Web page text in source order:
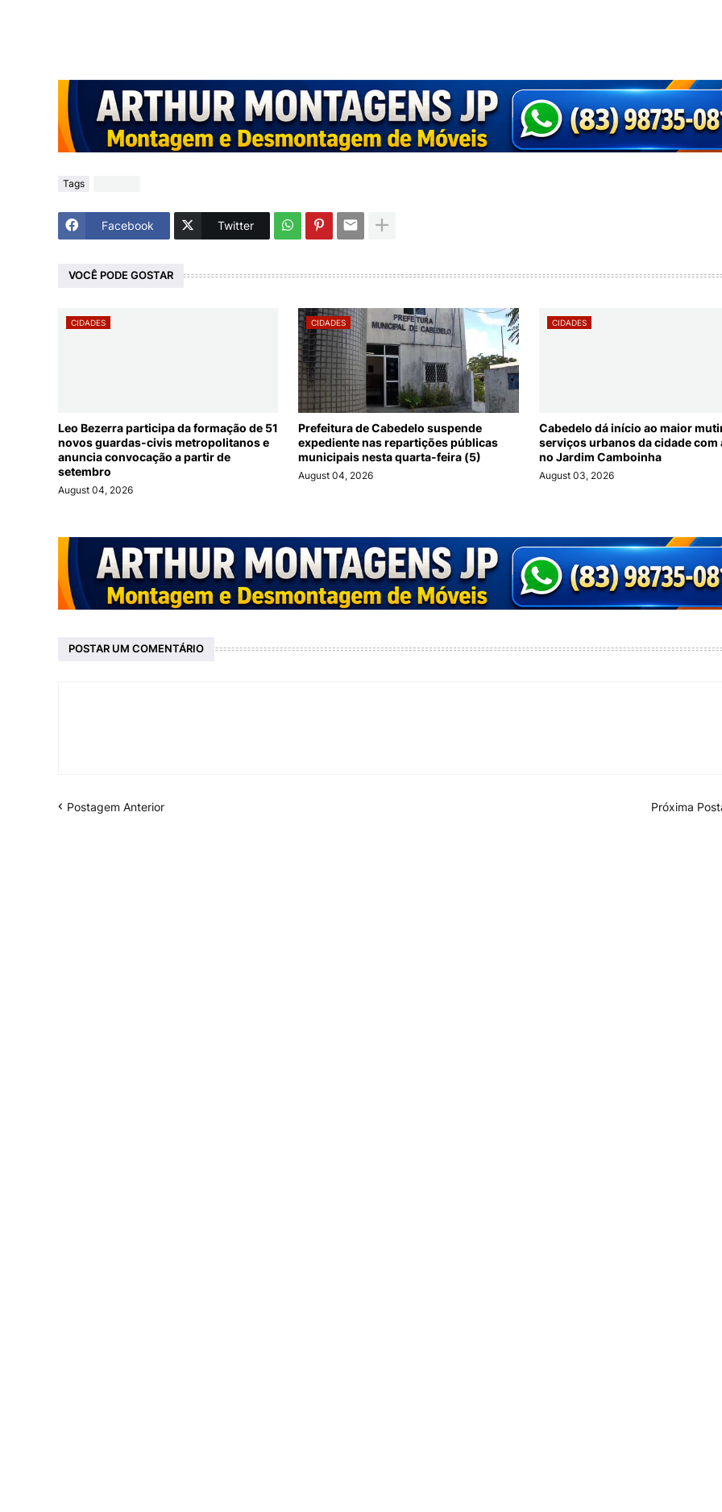
Tags
Facebook Twitter
VOCÊ PODE GOSTAR
CIDADES
Leo Bezerra participa da formação de 51
novos guardas-civis metropolitanos e
anuncia convocação a partir de
setembro
August 04, 2026
CIDADES
Prefeitura de Cabedelo suspende
expediente nas repartições públicas
municipais nesta quarta-feira (5)
August 04, 2026
CIDADES
Cabedelo dá início ao maior
serviços urbanos da cidade com
no Jardim Camboinha
August 03, 2026
POSTAR UM COMENTÁRIO
Postagem Anterior Próxima